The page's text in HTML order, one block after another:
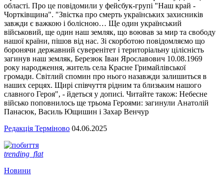
області. Про це повідомили у фейсбук-групі "Наш край -
Чортківщина". "Звістка про смерть українських захисників
завжди є важкою і болісною… Ще один український
військовий, ще один наш земляк, що воював за мир та свободу
нашої країни, пішов від нас. Зі скорботою повідомляємо що
боронячи державний суверенітет і територіальну цілісність
загинув наш земляк, Березюк Іван Ярославович 10.08.1969
року народження, житель села Красне Гримайлівської
громади. Світлий спомин про нього назавжди залишиться в
наших серцях. Щирі співчуття рідним та близьким нашого
славного Героя", - йдеться у дописі. Читайте також: Небесне
військо поповнилось ще трьома Героями: загинули Анатолій
Панасюк, Василь Ющишин і Захар Венчур
Редакція Терміново 04.06.2025
trending_flat
Новини